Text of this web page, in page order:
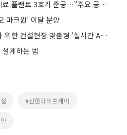
대우건설, 나이지리아 비료 플랜트 3호기 준공…"주요 공정 조기 수행"
마크원’ 이달 분양
대우건설, 외국인 근로자 위한 건설현장 맞춤형 ‘실시간 AI 번역기’ 개발
계하는 법
#신한라이프케어